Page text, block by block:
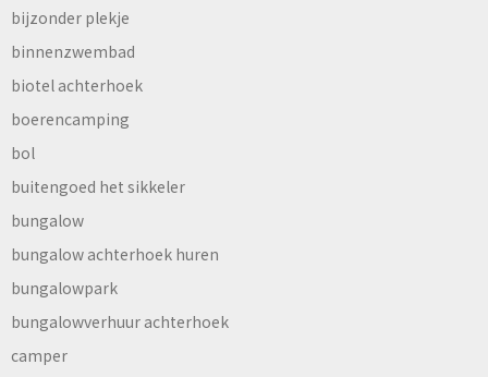
bijzonder plekje
binnenzwembad
biotel achterhoek
boerencamping
bol
buitengoed het sikkeler
bungalow
bungalow achterhoek huren
bungalowpark
bungalowverhuur achterhoek
camper